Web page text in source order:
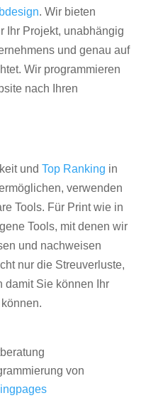
. Wir bieten
Ihr Projekt, unabhängig
und genau auf
Wir programmieren
nach Ihren
und Top Ranking in
verwenden
Tools. Für Print wie in
Tools, mit denen wir
und nachweisen
nur die Streuverluste,
damit Sie können Ihr
von